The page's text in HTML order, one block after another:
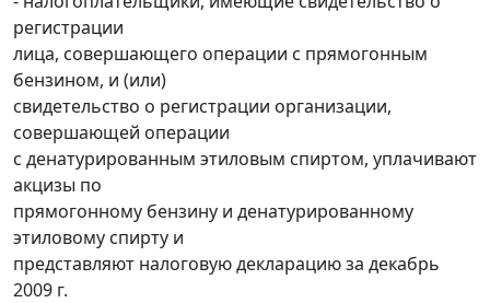
регистрации
лица, совершающего операции с прямогонным
бензином, и (или)
свидетельство о регистрации организации,
совершающей операции
с денатурированным этиловым спиртом, уплачивают
акцизы по
прямогонному бензину и денатурированному
этиловому спирту и
представляют налоговую декларацию за декабрь
2009 г.